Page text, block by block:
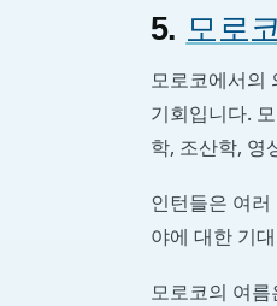
5. 모로
모로코에서의
기회입니다.
학, 조산학, 영
인턴들은 여
야에 대한 기
모로코의 여